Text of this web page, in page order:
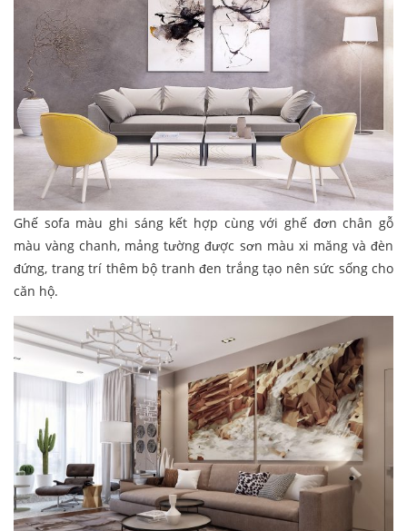
Ghế sofa màu ghi sáng kết hợp cùng với ghế đơn chân gỗ
màu vàng chanh, mảng tường được sơn màu xi măng và đèn
đứng, trang trí thêm bộ tranh đen trắng tạo nên sức sống cho
căn hộ.